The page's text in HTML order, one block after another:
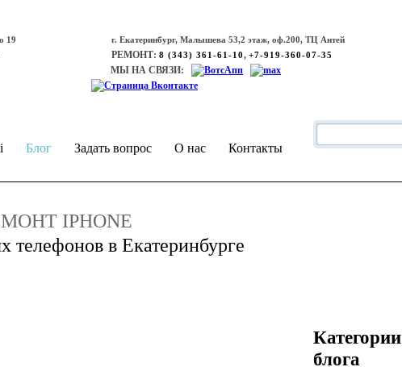
19
г. Екатеринбург, Малышева 53,2 этаж, оф.200, ТЦ Антей
РЕМОНТ: 8 (343) 361-61-10, +7-919-360-07-35
МЫ НА СВЯЗИ:
Блог Задать вопрос О нас Контакты
IPHONE
телефонов в Екатеринбурге
Категории
блога